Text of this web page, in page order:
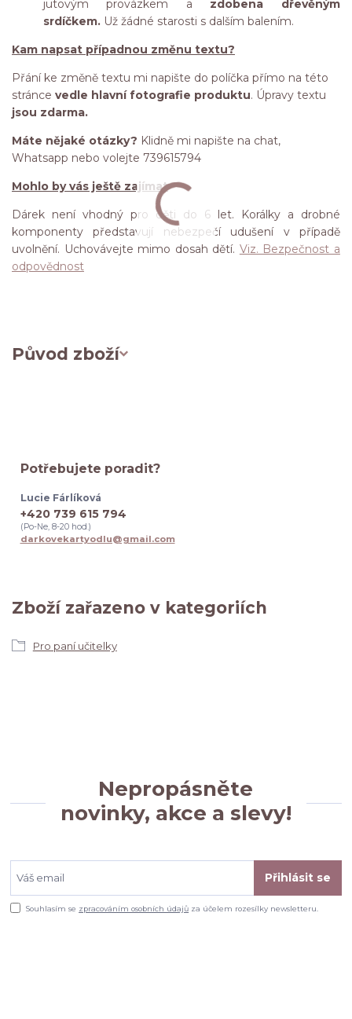
jutovým provázkem a zdobena dřevěným
srdíčkem. Už žádné starosti s dalším balením.
Kam napsat případnou změnu textu?
Přání ke změně textu mi napište do políčka přímo na této
stránce vedle hlavní fotografie produktu. Úpravy textu
jsou zdarma.
Máte nějaké otázky? Klidně mi napište na chat,
Whatsapp nebo volejte 739615794
Mohlo by vás ještě zajímat
Dárek není vhodný pro děti do 6 let. Korálky a drobné
komponenty představují nebezpečí udušení v případě
uvolnění. Uchovávejte mimo dosah dětí. Viz. Bezpečnost a
odpovědnost
Původ zboží
Zboží zařazeno v kategoriích
Pro paní učitelky
Potřebujete poradit?
Lucie Fárlíková
+420 739 615 794
(Po-Ne, 8-20 hod.)
darkovekartyodlu@gmail.com
Nepropásněte
novinky, akce a slevy!
Přihlásit se
Souhlasím se zpracováním osobních údajů za účelem rozesílky newsletteru.